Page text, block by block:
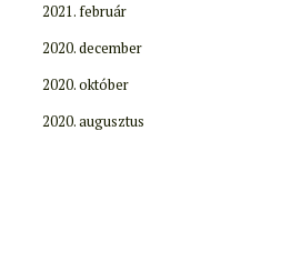
2021. február
2020. december
2020. október
2020. augusztus